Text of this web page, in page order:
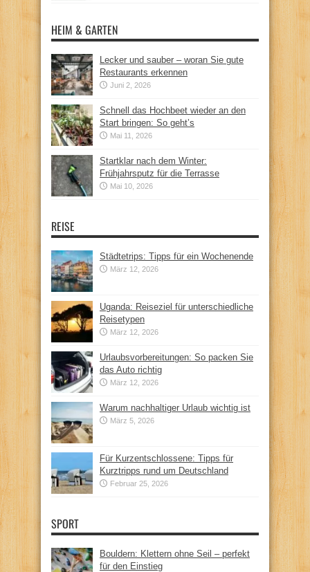
HEIM & GARTEN
Lecker und sauber – woran Sie gute
Restaurants erkennen
Juni 2, 2026
Schnell das Hochbeet wieder an den
Start bringen: So geht’s
Mai 11, 2026
Startklar nach dem Winter:
Frühjahrsputz für die Terrasse
Mai 10, 2026
REISE
Städtetrips: Tipps für ein Wochenende
März 12, 2026
Uganda: Reiseziel für unterschiedliche
Reisetypen
März 12, 2026
Urlaubsvorbereitungen: So packen Sie
das Auto richtig
März 12, 2026
Warum nachhaltiger Urlaub wichtig ist
März 5, 2026
Für Kurzentschlossene: Tipps für
Kurztripps rund um Deutschland
Februar 25, 2026
SPORT
Bouldern: Klettern ohne Seil – perfekt
für den Einstieg